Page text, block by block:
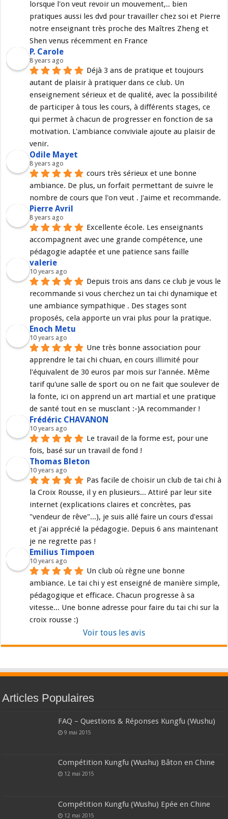
lorsque l'on veut revoir un mouvement,.. bien
pratiques aussi les dvd pour travailler chez soi et Pierre
notre enseignant très proche des Maîtres Zheng et
Shen venus récemment en France
P. Carole
8 years ago
Déjà 3 ans de pratique et toujours
autant de plaisir à pratiquer dans ce club. Un
enseignement sérieux et de qualité, avec la possibilité
de participer à tous les cours, à différents stages, ce
qui permet à chacun de progresser en fonction de sa
motivation. L'ambiance conviviale ajoute au plaisir de
venir.
Odile Mayet
8 years ago
cours très sérieux et une bonne
ambiance. De plus, un forfait permettant de suivre le
nombre de cours que l'on veut . J'aime et recommande.
Pierre Avril
8 years ago
Excellente école. Les enseignants
accompagnent avec une grande compétence, une
pédagogie adaptée et une patience sans faille
valerie
10 years ago
Depuis trois ans dans ce club je vous le
recommande si vous cherchez un tai chi dynamique et
une ambiance sympathique . Des stages sont
proposés, cela apporte un vrai plus pour la pratique.
Enoch Metu
10 years ago
Une très bonne association pour
apprendre le tai chi chuan, en cours illimité pour
l'équivalent de 30 euros par mois sur l'année. Même
tarif qu'une salle de sport ou on ne fait que soulever de
la fonte, ici on apprend un art martial et une pratique
de santé tout en se musclant :-)A recommander !
Frédéric CHAVANON
10 years ago
Le travail de la forme est, pour une
fois, basé sur un travail de fond !
Thomas Bleton
10 years ago
Pas facile de choisir un club de tai chi à
la Croix Rousse, il y en plusieurs... Attiré par leur site
internet (explications claires et concrètes, pas
"vendeur de rêve"...), je suis allé faire un cours d'essai
et j'ai apprécié la pédagogie. Depuis 6 ans maintenant
je ne regrette pas !
Emilius Timpoen
10 years ago
Un club où règne une bonne
ambiance. Le tai chi y est enseigné de manière simple,
pédagogique et efficace. Chacun progresse à sa
vitesse... Une bonne adresse pour faire du tai chi sur la
croix rousse :)
Voir tous les avis
Articles Populaires
FAQ – Questions & Réponses Kungfu (Wushu)
9 mai 2015
Compétition Kungfu (Wushu) Bâton en Chine
12 mai 2015
Compétition Kungfu (Wushu) Epée en Chine
12 mai 2015